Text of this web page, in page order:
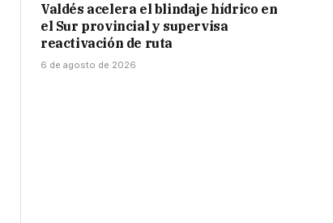
Valdés acelera el blindaje hídrico en
el Sur provincial y supervisa
reactivación de ruta
6 de agosto de 2026